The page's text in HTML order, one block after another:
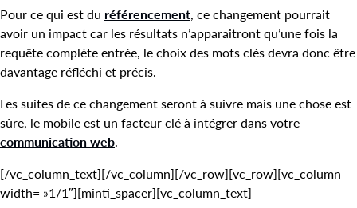
Pour ce qui est du référencement, ce changement pourrait
avoir un impact car les résultats n’apparaitront qu’une fois la
requête complète entrée, le choix des mots clés devra donc être
davantage réfléchi et précis.
Les suites de ce changement seront à suivre mais une chose est
sûre, le mobile est un facteur clé à intégrer dans votre
communication web.
[/vc_column_text][/vc_column][/vc_row][vc_row][vc_column
width= »1/1″][minti_spacer][vc_column_text]